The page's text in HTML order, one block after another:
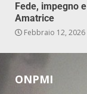
Fede, impegno
Amatrice
Febbraio 12, 2026
ONPMI